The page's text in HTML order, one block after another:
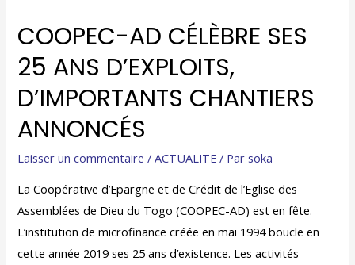
COOPEC-AD CÉLÈBRE SES
25 ANS D’EXPLOITS,
D’IMPORTANTS CHANTIERS
ANNONCÉS
Laisser un commentaire /ACTUALITE / Parsoka
La Coopérative d’Epargne et de Crédit de l’Eglise des
Assemblées de Dieu du Togo (COOPEC-AD) est en fête.
L’institution de microfinance créée en mai 1994 boucle en
cette année 2019 ses 25 ans d’existence. Les activités